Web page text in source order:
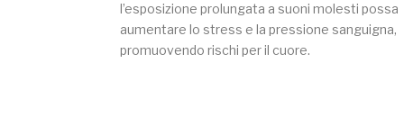
l’esposizione prolungata a suoni molesti possa
aumentare lo stress e la pressione sanguigna,
promuovendo rischi per il cuore.